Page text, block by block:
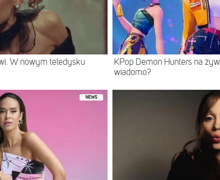
W nowym teledysku
KPop Demon Hunters na
wiadomo?
NEWS